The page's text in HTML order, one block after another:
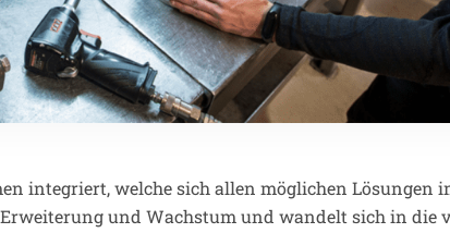
integriert, welche sich allen möglichen Lösungen
und Wachstum und wandelt sich in die